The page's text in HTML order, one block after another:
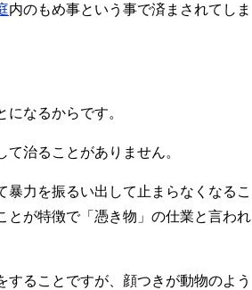
内のもめ事という事で済まされてしま
なるからです。
治ることがありません。
力を振るい出して止まらなくなるこ
とが特徴で「憑き物」の仕業と言われ
ることですが、顔つきが動物のよう